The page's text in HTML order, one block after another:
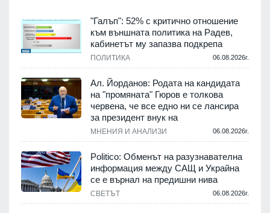
"Галъп": 52% с критично отношение
към външната политика на Радев,
кабинетът му запазва подкрепа
ПОЛИТИКА 06.08.2026г.
Ал. Йорданов: Родата на кандидата
на "промяната" Гюров е толкова
червена, че все едно ни се лансира
за президент внук на
МНЕНИЯ И АНАЛИЗИ 06.08.2026г.
Politico: Обменът на разузнавателна
информация между САЩ и Украйна
се е върнал на предишни нива
СВЕТЪТ 06.08.2026г.